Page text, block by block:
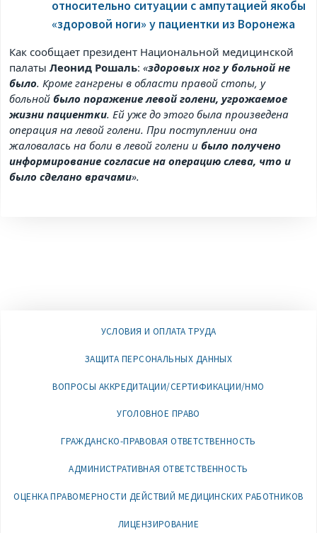
относительно ситуации с ампутацией якобы
«здоровой ноги» у пациентки из Воронежа
Как сообщает президент Национальной медицинской
палатыЛеонид Рошаль:«здоровых ног у больной не
было. Кроме гангрены в области правой стопы, у
больнойбыло поражение левой голени, угрожаемое
жизни пациентки. Ей уже до этого была произведена
операция на левой голени. При поступлении она
жаловалась на боли в левой голени ибыло получено
информирование согласие на операцию слева, что и
было сделано врачами».
УСЛОВИЯ И ОПЛАТА ТРУДА
ЗАЩИТА ПЕРСОНАЛЬНЫХ ДАННЫХ
ВОПРОСЫ АККРЕДИТАЦИИ/СЕРТИФИКАЦИИ/НМО
УГОЛОВНОЕ ПРАВО
ГРАЖДАНСКО-ПРАВОВАЯ ОТВЕТСТВЕННОСТЬ
АДМИНИСТРАТИВНАЯ ОТВЕТСТВЕННОСТЬ
ОЦЕНКА ПРАВОМЕРНОСТИ ДЕЙСТВИЙ МЕДИЦИНСКИХ РАБОТНИКОВ
ЛИЦЕНЗИРОВАНИЕ